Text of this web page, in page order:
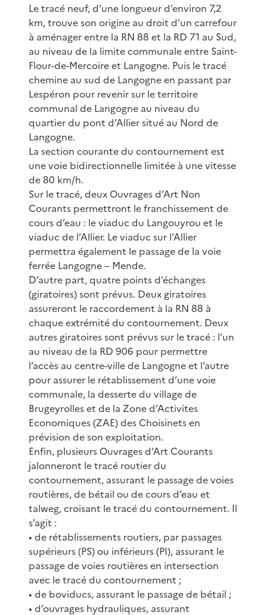
Le tracé neuf, d’une longueur d’environ 7,2
km, trouve son origine au droit d’un carrefour
à aménager entre la RN 88 et la RD 71 au Sud,
au niveau de la limite communale entre Saint-
Flour-de-Mercoire et Langogne. Puis le tracé
chemine au sud de Langogne en passant par
Lespéron pour revenir sur le territoire
communal de Langogne au niveau du
quartier du pont d’Allier situé au Nord de
Langogne.
La section courante du contournement est
une voie bidirectionnelle limitée à une vitesse
de 80 km/h.
Sur le tracé, deux Ouvrages d’Art Non
Courants permettront le franchissement de
cours d’eau : le viaduc du Langouyrou et le
viaduc de l’Allier. Le viaduc sur l’Allier
permettra également le passage de la voie
ferrée Langogne – Mende.
D’autre part, quatre points d’échanges
(giratoires) sont prévus. Deux giratoires
assureront le raccordement à la RN 88 à
chaque extrémité du contournement. Deux
autres giratoires sont prévus sur le tracé : l’un
au niveau de la RD 906 pour permettre
l’accès au centre-ville de Langogne et l’autre
pour assurer le rétablissement d’une voie
communale, la desserte du village de
Brugeyrolles et de la Zone d’Activites
Economiques (ZAE) des Choisinets en
prévision de son exploitation.
Enfin, plusieurs Ouvrages d’Art Courants
jalonneront le tracé routier du
contournement, assurant le passage de voies
routières, de bétail ou de cours d’eau et
talweg, croisant le tracé du contournement. Il
s’agit :
• de rétablissements routiers, par passages
supérieurs (PS) ou inférieurs (PI), assurant le
passage de voies routières en intersection
avec le tracé du contournement ;
• de boviducs, assurant le passage de bétail ;
• d’ouvrages hydrauliques, assurant